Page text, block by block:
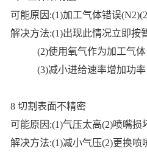
可能原因:(1)加工气体错误
解决方法:(1)出现此情况立即按
(2)使用氧气作为加工气体
(3)减小进给速率增加功率
8 切割表面不精密
可能原因:(1)气压太高(2)喷嘴损
解决方法:(1)减小气压(2)更换喷